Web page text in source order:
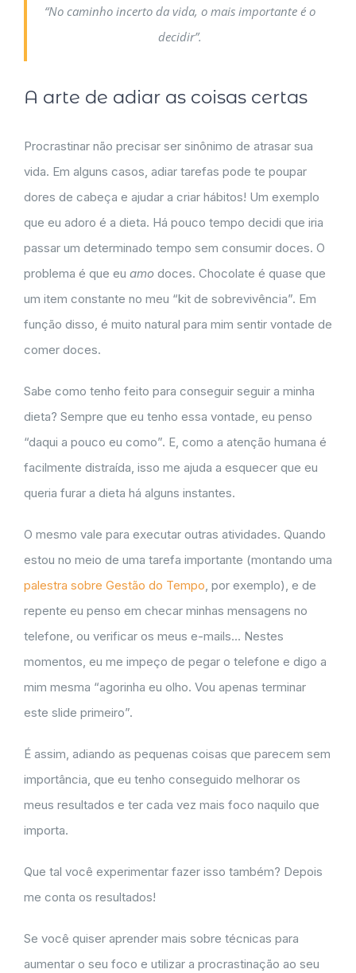
“No caminho incerto da vida, o mais importante é o
decidir”.
A arte de adiar as coisas certas
Procrastinar não precisar ser sinônimo de atrasar sua
vida. Em alguns casos, adiar tarefas pode te poupar
dores de cabeça e ajudar a criar hábitos! Um exemplo
que eu adoro é a dieta. Há pouco tempo decidi que iria
passar um determinado tempo sem consumir doces. O
problema é que eu amo doces. Chocolate é quase que
um item constante no meu “kit de sobrevivência”. Em
função disso, é muito natural para mim sentir vontade de
comer doces.
Sabe como tenho feito para conseguir seguir a minha
dieta? Sempre que eu tenho essa vontade, eu penso
“daqui a pouco eu como”. E, como a atenção humana é
facilmente distraída, isso me ajuda a esquecer que eu
queria furar a dieta há alguns instantes.
O mesmo vale para executar outras atividades. Quando
estou no meio de uma tarefa importante (montando uma
palestra sobre Gestão do Tempo, por exemplo), e de
repente eu penso em checar minhas mensagens no
telefone, ou verificar os meus e-mails… Nestes
momentos, eu me impeço de pegar o telefone e digo a
mim mesma “agorinha eu olho. Vou apenas terminar
este slide primeiro”.
É assim, adiando as pequenas coisas que parecem sem
importância, que eu tenho conseguido melhorar os
meus resultados e ter cada vez mais foco naquilo que
importa.
Que tal você experimentar fazer isso também? Depois
me conta os resultados!
Se você quiser aprender mais sobre técnicas para
aumentar o seu foco e utilizar a procrastinação ao seu